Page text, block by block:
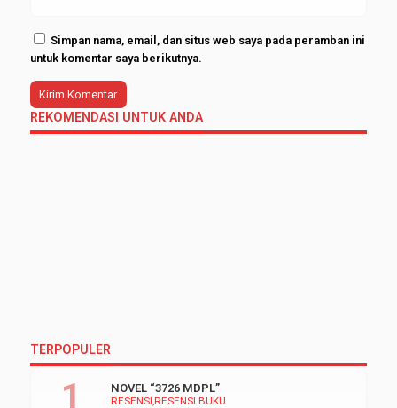
Simpan nama, email, dan situs web saya pada peramban ini
untuk komentar saya berikutnya.
REKOMENDASI UNTUK ANDA
TERPOPULER
RESENSI RESENSI BUKU
NOVEL “3726 MDPL”